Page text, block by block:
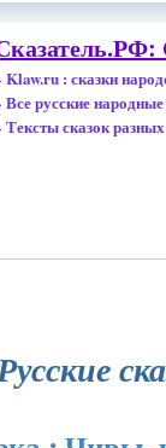
Klaw.ru : сказки
Все русские народные
Тексты сказок